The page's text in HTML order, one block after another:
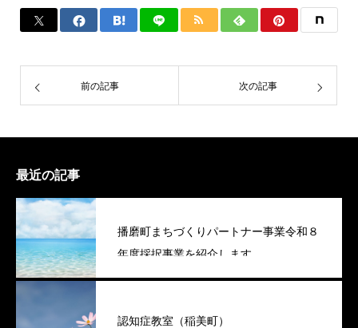
前の記事 次の記事
最近の記事
播磨町まちづくりパートナー事業令和８
年度採択事業を紹介します
認知症教室（稲美町）